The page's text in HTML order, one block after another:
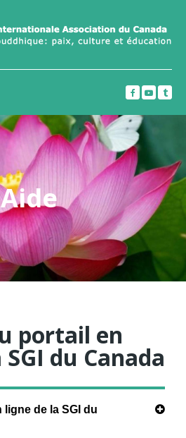
Aide
portail en
du Canada
de la SGI du